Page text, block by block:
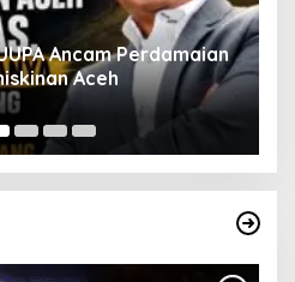
Ancam Perdamaian
Aceh